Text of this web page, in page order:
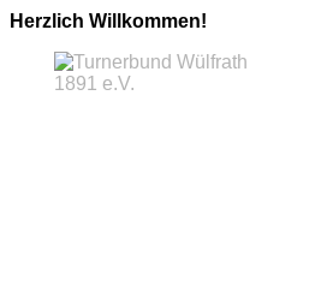
Herzlich Willkommen!